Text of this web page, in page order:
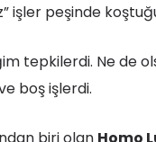
işler peşinde
tepkilerdi. Ne de
boş işlerdi.
biri olan Homo